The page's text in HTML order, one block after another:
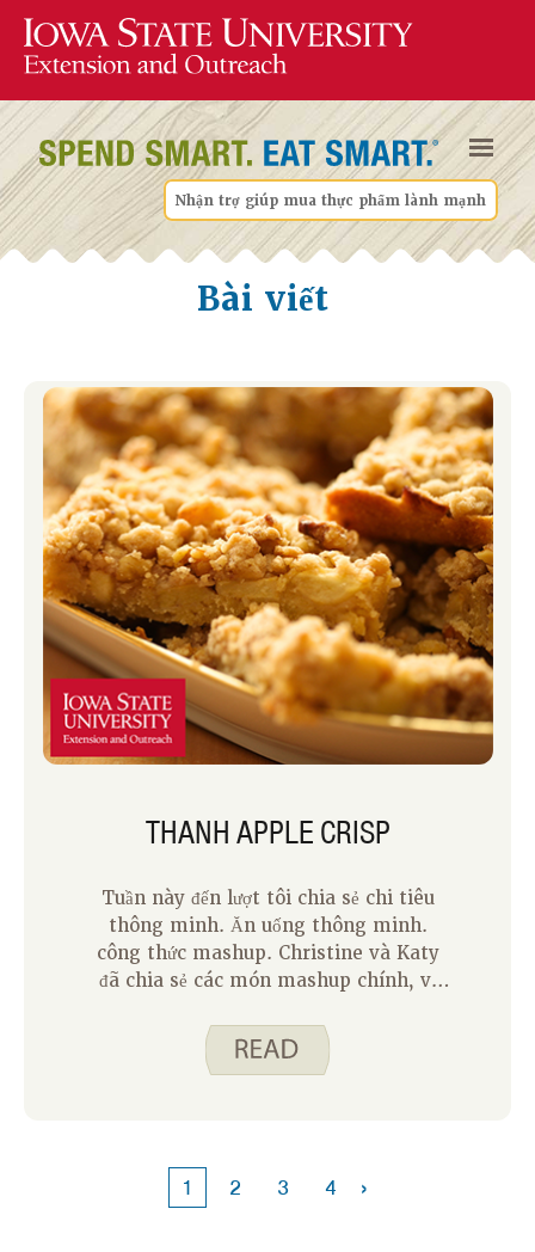
Nhận trợ giúp mua thực phẩm lành mạnh
Bài viết
THANH APPLE CRISP
Tuần này đến lượt tôi chia sẻ chi tiêu
thông minh. Ăn uống thông minh.
công thức mashup. Christine và Katy
đã chia sẻ các món mashup chính, vì
chia sẻ một món tráng miệng. Tôi đã sử
dụng cơ sở của công thức Cranberry
1 2 3 4 ›